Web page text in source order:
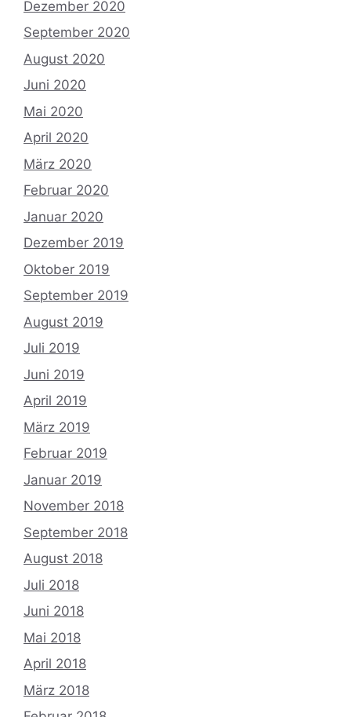
Dezember 2020
September 2020
August 2020
Juni 2020
Mai 2020
April 2020
März 2020
Februar 2020
Januar 2020
Dezember 2019
Oktober 2019
September 2019
August 2019
Juli 2019
Juni 2019
April 2019
März 2019
Februar 2019
Januar 2019
November 2018
September 2018
August 2018
Juli 2018
Juni 2018
Mai 2018
April 2018
März 2018